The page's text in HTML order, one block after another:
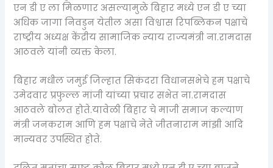
एन डी ए ला मिळणार असल्यामुळे बिहार मध्ये एन डी ए च्या
अधिक जागा निवडुन येतील असा विश्वास रिपब्लिकन पक्षाचे
राष्ट्रीय अध्यक्ष केंद्रीय सामाजिक न्याय राज्यमंत्री ना.रामदास
आठवले यांनी व्यक्त केला.
बिहार मधील जमुई जिल्हात सिकंदरा विधानसभेचे हम पक्षाचे
उमेदवार प्रफुल्ल मांजी यांच्या प्रचार सभेत ना.रामदास
आठवले बोलत होते.यावेळी बिहार चे माजी समाज कल्याण
मंत्री जनकराम आणि हम पक्षाचे नेते जीतनाराम मांझी आदि
मान्यवर उपस्थित होते.